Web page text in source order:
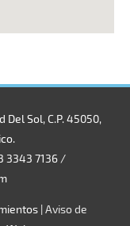
Del Sol, C.P. 45050,
3343 7136 /
|Aviso de